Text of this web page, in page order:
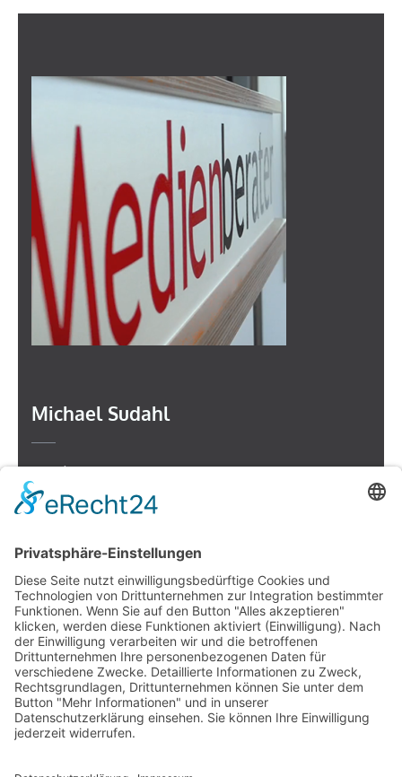
Michael Sudahl
Beethovenstr. 4
73614 Schorndorf
Telefon: 07181 477 9998
Leonhard Fromm
Goethestr. 27
73614 Schorndorf
Telefon. 07181 4769906
E-Mail:fromm@der-medienberater.de